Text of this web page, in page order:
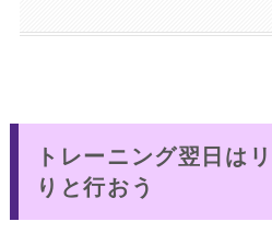
トレーニング翌日は
りと行おう